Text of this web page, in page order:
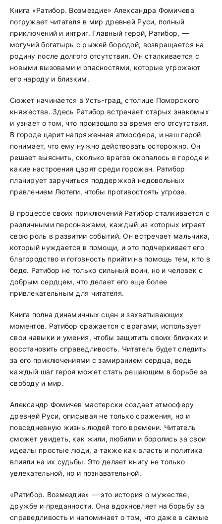
Книга «Ратибор. Возмездие» Александра Фомичева
погружает читателя в мир древней Руси, полный
приключений и интриг. Главный герой, Ратибор, —
могучий богатырь с рыжей бородой, возвращается на
родину после долгого отсутствия. Он сталкивается с
новыми вызовами и опасностями, которые угрожают
его народу и близким.
Сюжет начинается в Усть-град, столице Поморского
княжества. Здесь Ратибор встречает старых знакомых
и узнает о том, что произошло за время его отсутствия.
В городе царит напряженная атмосфера, и наш герой
понимает, что ему нужно действовать осторожно. Он
решает выяснить, сколько врагов окопалось в городе и
какие настроения царят среди горожан. Ратибор
планирует заручиться поддержкой недовольных
правлением Лютеги, чтобы противостоять угрозе.
В процессе своих приключений Ратибор сталкивается с
различными персонажами, каждый из которых играет
свою роль в развитии событий. Он встречает мальчика,
который нуждается в помощи, и это подчеркивает его
благородство и готовность прийти на помощь тем, кто в
беде. Ратибор не только сильный воин, но и человек с
добрым сердцем, что делает его еще более
привлекательным для читателя.
Книга полна динамичных сцен и захватывающих
моментов. Ратибор сражается с врагами, использует
свои навыки и умения, чтобы защитить своих близких и
восстановить справедливость. Читатель будет следить
за его приключениями с замиранием сердца, ведь
каждый шаг героя может стать решающим в борьбе за
свободу и мир.
Александр Фомичев мастерски создает атмосферу
древней Руси, описывая не только сражения, но и
повседневную жизнь людей того времени. Читатель
сможет увидеть, как жили, любили и боролись за свои
идеалы простые люди, а также как власть и политика
влияли на их судьбы. Это делает книгу не только
увлекательной, но и познавательной.
«Ратибор. Возмездие» — это история о мужестве,
дружбе и преданности. Она вдохновляет на борьбу за
справедливость и напоминает о том, что даже в самые